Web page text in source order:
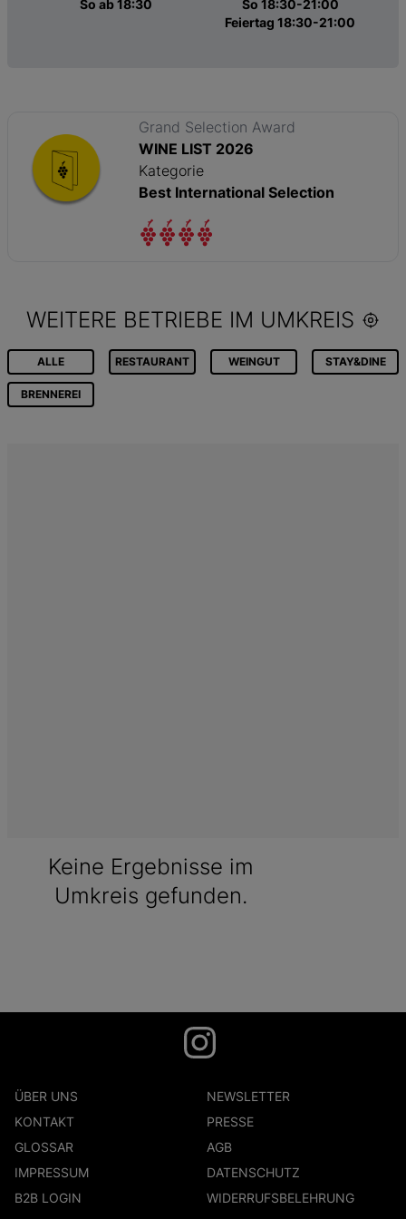
So ab 18:30
So 18:30-21:00
Feiertag 18:30-21:00
Grand Selection Award
WINE LIST 2026
Kategorie
Best International Selection
WEITERE BETRIEBE IM UMKREIS
ALLE RESTAURANT WEINGUT STAY&DINE
BRENNEREI
Keine Ergebnisse im
Umkreis gefunden.
ÜBER UNS
NEWSLETTER
KONTAKT
PRESSE
GLOSSAR
AGB
IMPRESSUM
DATENSCHUTZ
B2B LOGIN
WIDERRUFSBELEHRUNG